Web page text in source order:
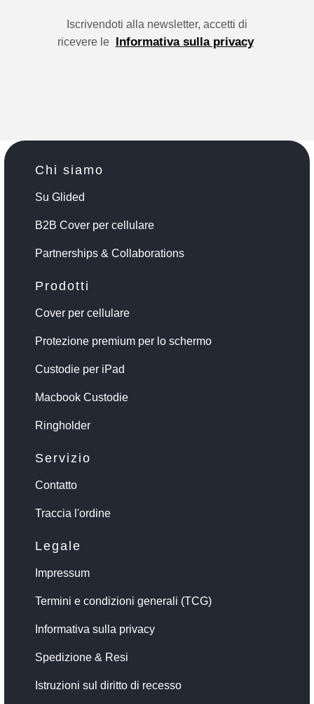
Iscrivendoti alla newsletter, accetti di
ricevere le Informativa sulla privacy
Chi siamo
Su Glided
B2B Cover per cellulare
Partnerships & Collaborations
Prodotti
Cover per cellulare
Protezione premium per lo schermo
Custodie per iPad
Macbook Custodie
Ringholder
Servizio
Contatto
Traccia l'ordine
Legale
Impressum
Termini e condizioni generali (TCG)
Informativa sulla privacy
Spedizione & Resi
Istruzioni sul diritto di recesso